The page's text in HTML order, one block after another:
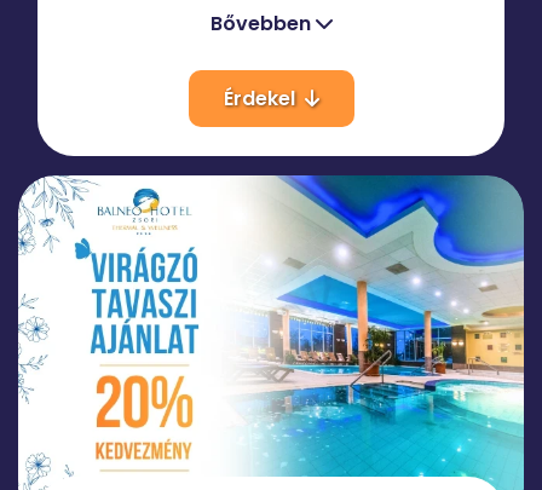
márkaismertség, több érdeklődő érkezzen,
Bővebben
Érdekel